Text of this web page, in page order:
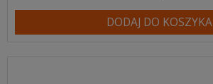
DODAJ DO KOSZYKA